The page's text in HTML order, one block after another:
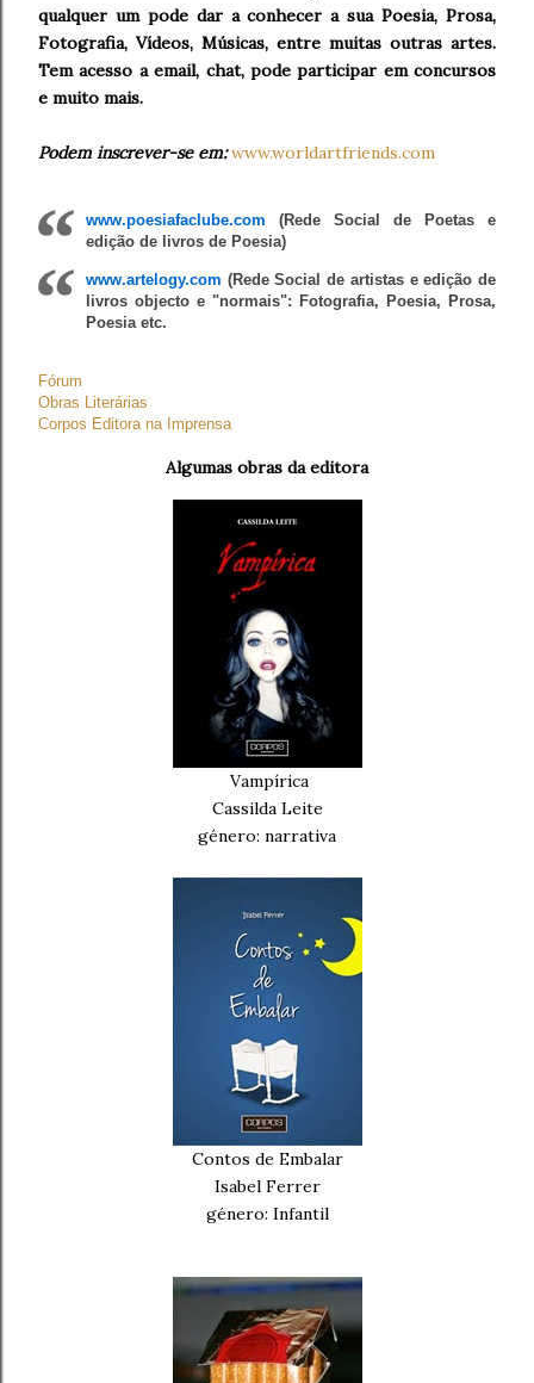
qualquer um pode dar a conhecer a sua Poesia, Prosa,
Fotografia, Vídeos, Músicas, entre muitas outras artes.
Tem acesso a email, chat, pode participar em concursos
e muito mais.
Podem inscrever-se em: www.worldartfriends.com
www.poesiafaclube.com (Rede Social de Poetas e
edição de livros de Poesia)
www.artelogy.com (Rede Social de artistas e edição de
livros objecto e "normais": Fotografia, Poesia, Prosa,
Poesia etc.
Fórum
Obras Literárias
Corpos Editora na Imprensa
Algumas obras da editora
Vampírica
Cassilda Leite
género: narrativa
Contos de Embalar
Isabel Ferrer
género: Infantil